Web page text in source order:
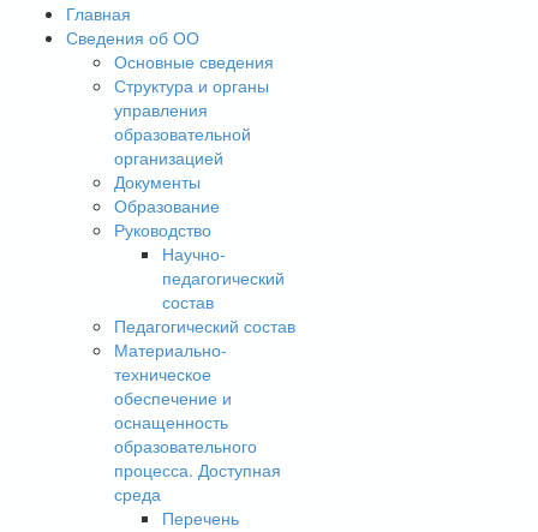
Главная
Сведения об ОО
Основные сведения
Структура и органы
управления
образовательной
организацией
Документы
Образование
Руководство
Научно-
педагогический
состав
Педагогический состав
Материально-
техническое
обеспечение и
оснащенность
образовательного
процесса. Доступная
среда
Перечень